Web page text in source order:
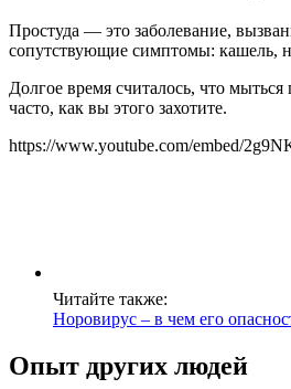
Простуда — это заболевание,
сопутствующие симптомы: кашель,
Долгое время считалось, что
часто, как вы этого захотите.
https://www.youtube.com/embed/
Читайте также:
Норовирус – в чем его
Опыт других людей